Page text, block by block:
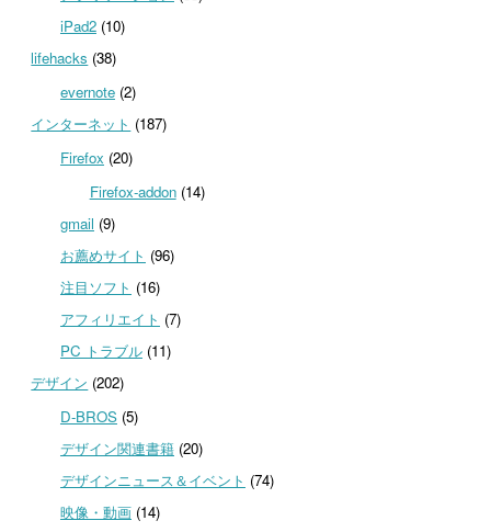
iPad2(10)
lifehacks (38)
evernote(2)
インターネット (187)
Firefox (20)
Firefox-addon(14)
gmail (9)
お薦めサイト (96)
注目ソフト (16)
アフィリエイト (7)
PC トラブル(11)
デザイン (202)
D-BROS(5)
デザイン関連書籍(20)
デザインニュース＆イベント (74)
映像・動画(14)